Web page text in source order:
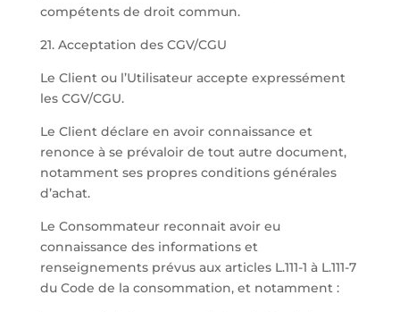
compétents de droit commun.
21. Acceptation des CGV/CGU
Le Client ou l’Utilisateur accepte expressément
les CGV/CGU.
Le Client déclare en avoir connaissance et
renonce à se prévaloir de tout autre document,
notamment ses propres conditions générales
d’achat.
Le Consommateur reconnait avoir eu
connaissance des informations et
renseignements prévus aux articles L.111-1 à L.111-7
du Code de la consommation, et notamment :